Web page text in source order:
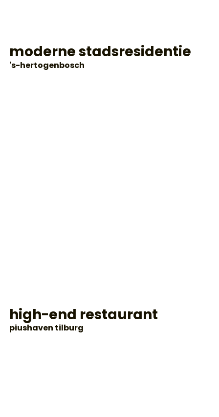
moderne stadsresidentie
's-hertogenbosch
high-end restaurant
piushaven tilburg